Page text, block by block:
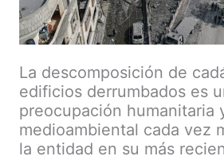
La descomposición de
edificios derrumbados es
preocupación humanitaria
medioambiental cada vez
la entidad en su más